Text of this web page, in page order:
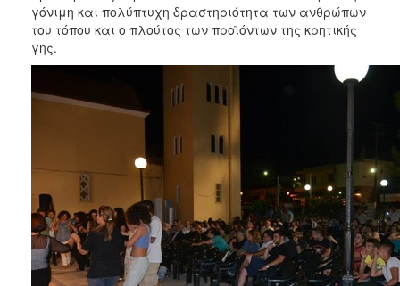
γόνιμη και πολύπτυχη δραστηριότητα των ανθρώπων
του τόπου και ο πλούτος των προϊόντων της κρητικής
γης.